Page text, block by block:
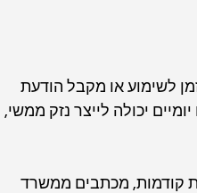
לשימוע או מקבל הודעת
יכולה לייצר נזק ממשי,
קודמות, מכתבים ממשרד